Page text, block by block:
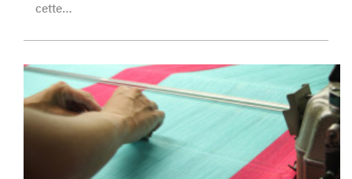
cette…